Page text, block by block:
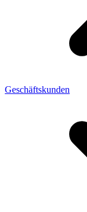
Geschäftskunden